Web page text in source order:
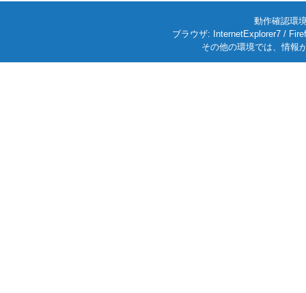
動作確認環
ブラウザ: InternetExplorer7 /
その他の環境では、情報